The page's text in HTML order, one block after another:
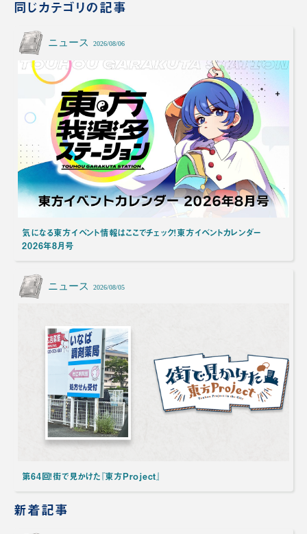
同じカテゴリの記事
ニュース 2026/08/06
気になる東方イベント情報はここでチェック！東方イベントカレンダー
2026年8月号
ニュース 2026/08/05
第64回！街で見かけた『東方Project』
新着記事